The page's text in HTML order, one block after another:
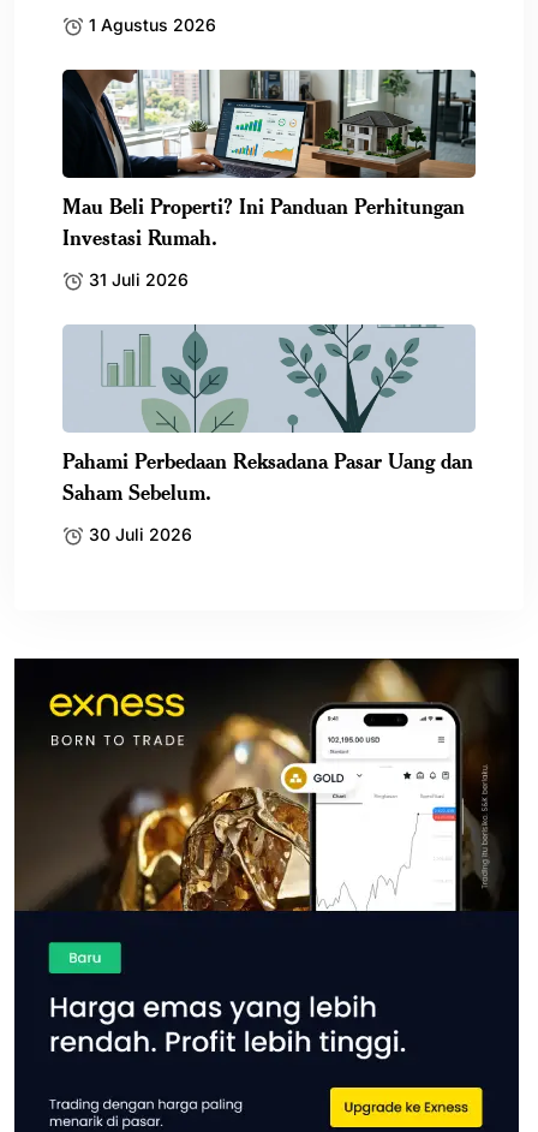
1 Agustus 2026
Mau Beli Properti? Ini Panduan Perhitungan
Investasi Rumah.
31 Juli 2026
Pahami Perbedaan Reksadana Pasar Uang dan
Saham Sebelum.
30 Juli 2026